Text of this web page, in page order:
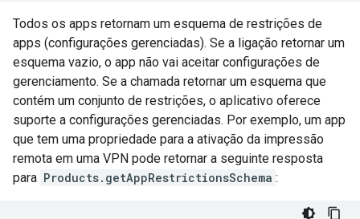
Todos os apps retornam um esquema de restrições de
apps (configurações gerenciadas). Se a ligação retornar um
esquema vazio, o app não vai aceitar configurações de
gerenciamento. Se a chamada retornar um esquema que
contém um conjunto de restrições, o aplicativo oferece
suporte a configurações gerenciadas. Por exemplo, um app
que tem uma propriedade para a ativação da impressão
remota em uma VPN pode retornar a seguinte resposta
para Products.getAppRestrictionsSchema :